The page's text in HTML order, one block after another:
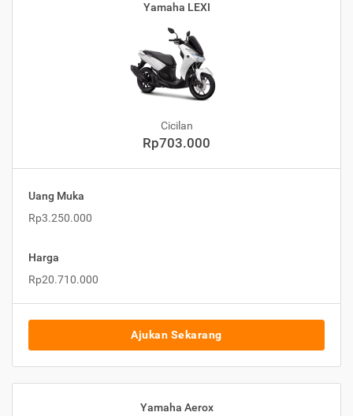
Yamaha LEXI
Cicilan
Rp703.000
Uang Muka
Rp3.250.000
Harga
Rp20.710.000
Ajukan Sekarang
Yamaha Aerox